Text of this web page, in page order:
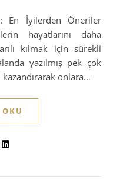
En İyilerden Öneriler
hayatlarını daha
kılmak için sürekli
yazılmış pek çok
kazandırarak onlara…